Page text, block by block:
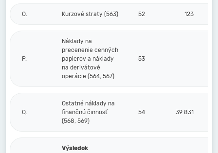
O. Kurzové straty (563) 52 123
P.
Náklady na
precenenie cenných
papierov a náklady
na derivátové
operácie (564, 567)
53
Q.
Ostatné náklady na
finančnú činnosť
(568, 569)
54 39 831
Výsledok